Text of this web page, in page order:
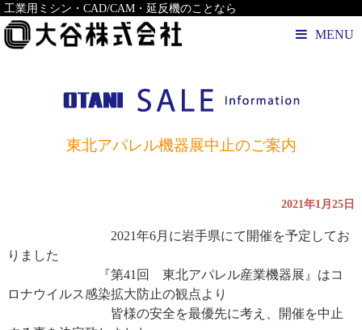
工業用ミシン・CAD/CAM・延反機のことなら
MENU
東北アパレル機器展中止のご案内
2021年1月25日
2021年6月に岩手県にて開催を予定してお
りました
『第41回 東北アパレル産業機器展』はコ
ロナウイルス感染拡大防止の観点より
皆様の安全を最優先に考え、開催を中止